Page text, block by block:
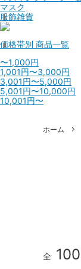
マスク
服飾雑貨
価格帯別 商品一覧
〜1,000円
1,001円〜3,000円
3,001円〜5,000円
5,001円〜10,000円
10,001円〜
ホーム
全 100